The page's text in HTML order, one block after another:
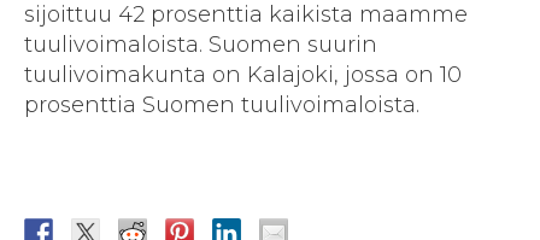
sijoittuu 42 prosenttia kaikista maamme
tuulivoimaloista. Suomen suurin
tuulivoimakunta on Kalajoki, jossa on 10
prosenttia Suomen tuulivoimaloista.